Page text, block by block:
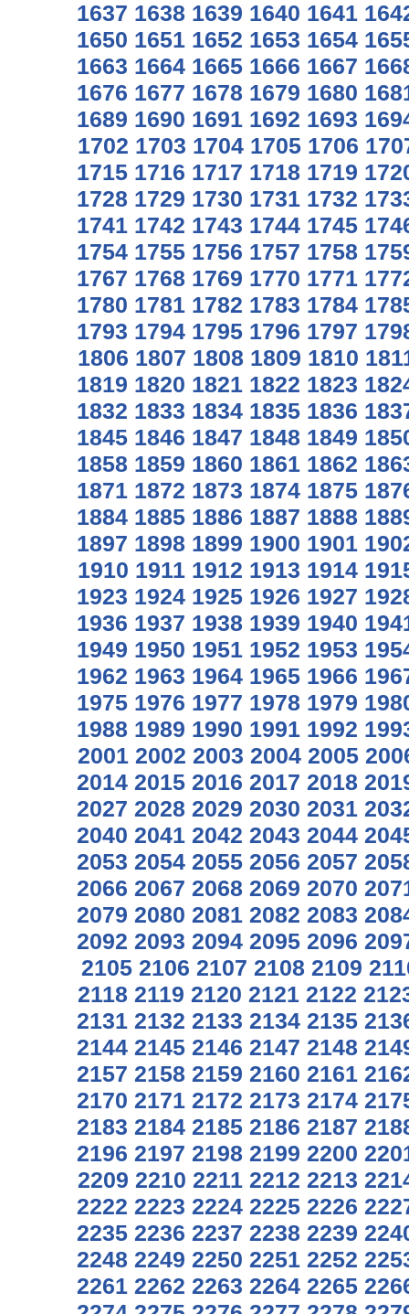
1637 1638 1639 1640 1641
1650 1651 1652 1653 1654
1663 1664 1665 1666 1667
1676 1677 1678 1679 1680
1689 1690 1691 1692 1693
1702 1703 1704 1705 1706
1715 1716 1717 1718 1719
1728 1729 1730 1731 1732
1741 1742 1743 1744 1745
1754 1755 1756 1757 1758
1767 1768 1769 1770 1771
1780 1781 1782 1783 1784
1793 1794 1795 1796 1797
1806 1807 1808 1809 1810
1819 1820 1821 1822 1823
1832 1833 1834 1835 1836
1845 1846 1847 1848 1849
1858 1859 1860 1861 1862
1871 1872 1873 1874 1875
1884 1885 1886 1887 1888
1897 1898 1899 1900 1901
1910 1911 1912 1913 1914
1923 1924 1925 1926 1927
1936 1937 1938 1939 1940
1949 1950 1951 1952 1953
1962 1963 1964 1965 1966
1975 1976 1977 1978 1979
1988 1989 1990 1991 1992
2001 2002 2003 2004 2005
2014 2015 2016 2017 2018
2027 2028 2029 2030 2031
2040 2041 2042 2043 2044
2053 2054 2055 2056 2057
2066 2067 2068 2069 2070
2079 2080 2081 2082 2083
2092 2093 2094 2095 2096
2105 2106 2107 2108 2109
2118 2119 2120 2121 2122
2131 2132 2133 2134 2135
2144 2145 2146 2147 2148
2157 2158 2159 2160 2161
2170 2171 2172 2173 2174
2183 2184 2185 2186 2187
2196 2197 2198 2199 2200
2209 2210 2211 2212 2213
2222 2223 2224 2225 2226
2235 2236 2237 2238 2239
2248 2249 2250 2251 2252
2261 2262 2263 2264 2265